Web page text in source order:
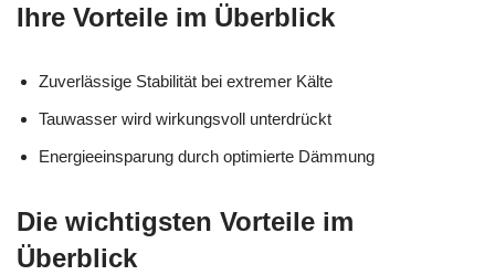
Ihre Vorteile im Überblick
Zuverlässige Stabilität bei extremer Kälte
Tauwasser wird wirkungsvoll unterdrückt
Energieeinsparung durch optimierte Dämmung
Die wichtigsten Vorteile im
Überblick